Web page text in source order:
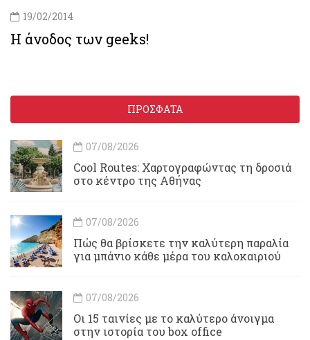
19/02/2014
Η άνοδος των geeks!
ΠΡΟΣΦΑΤΑ
07/08/2026
Cool Routes: Χαρτογραφώντας τη δροσιά
στο κέντρο της Αθήνας
07/08/2026
Πώς θα βρίσκετε την καλύτερη παραλία
για μπάνιο κάθε μέρα του καλοκαιριού
07/08/2026
Οι 15 ταινίες με το καλύτερο άνοιγμα
στην ιστορία του box office